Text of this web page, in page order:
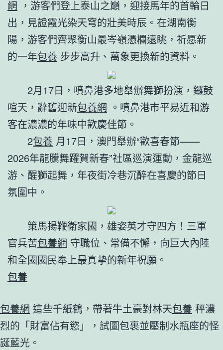
網 ，游客們登上泰山之巔，迎接馬年的首輪日
出，見證霞光染天穹的壯美時辰。在湖南衡
陽，游客們齊聚衡山最岑嶺憑欄遠眺，祈愿新
的一年包養 步步高升、萬象更換新的資料。
2月17日，噴鼻港多地舉辦舞獅扮演，鑼鼓
喧天，辭舊迎新包養網 。噴鼻港市平易近和游
客在濃濃的年味中歡慶佳節。
2包養 月17日，澳門舉辦“歡喜春節——
2026年龍騰舞躍賀新春”社區巡演運動，金龍巡
游、醒獅起舞，年夜街冷巷沉醉在喜慶的節日
氛圍中。
策馬揚鞭衛家國，雄姿英才守四方！三軍
官兵苦包養網 守職位、常備不懈，向巨大內陸
和全國國民奉上最真摯的新年祝願。
包養
包養網 這些千紙鶴，帶著牛土豪對林天包養 秤濃
烈的「財富佔有慾」，試圖包裹並壓制水瓶座的怪
誕藍光。